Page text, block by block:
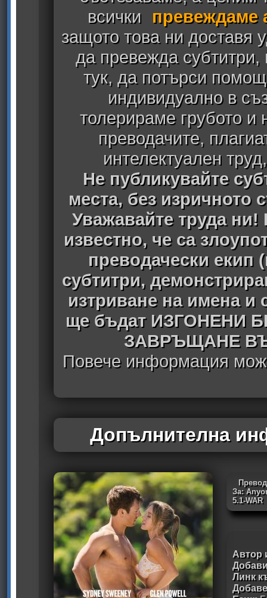
всички
превеждаме
защото това ни доставя
да превежда
тук, да потърси
индивидуално в
толерираме грубото
преводачите,
интелектуален
Не публикувайте
места, без изричното
Уважавайте труда ни!
известно, че са
преводачески екип
субтитри,
изтриване на имена
ще бъдат ИЗГОНЕНИ
ЗАВРЪЩАНЕ
Повече информация
Допълнителна
За:
5.1-WAR
Автор
Линк